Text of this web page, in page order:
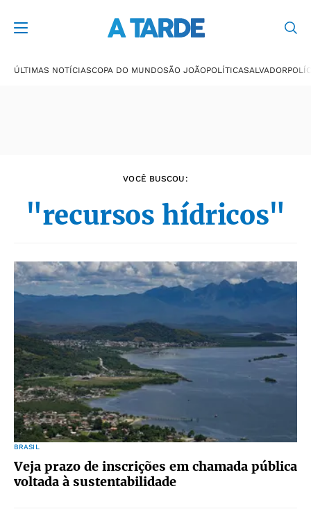
ÚLTIMAS NOTÍCIASCOPA DO MUNDOSÃO JOÃOPOLÍTICASALVADOR
VOCÊ BUSCOU:
"recursos hídricos"
BRASIL
Veja prazo de inscrições em chamada pública
voltada à sustentabilidade